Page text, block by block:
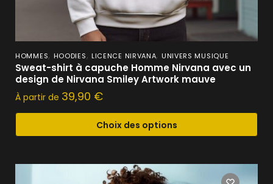
HOMMES, HOODIES, LICENCE NIRVANA, UNIVERS MUSIQUE
Sweat-shirt à capuche Homme Nirvana avec un
design de Nirvana Smiley Artwork mauve
À partir de 39,90 €
Choix des options